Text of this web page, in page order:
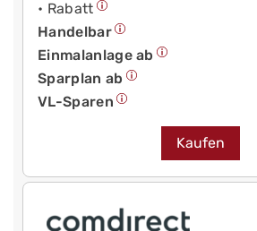
• Rabatt
Handelbar
Einmalanlage ab
Sparplan ab
VL-Sparen
Kaufen